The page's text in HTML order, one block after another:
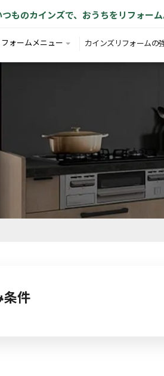
つものカインズで、おうちをリフォーム
フォームメニュー カインズリフォームの
条件